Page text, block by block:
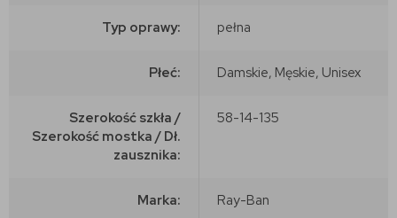
Typ oprawy: pełna
Płeć: Damskie, Męskie, Unisex
Szerokość szkła /
Szerokość mostka / Dł.
zausznika:
58-14-135
Marka: Ray-Ban